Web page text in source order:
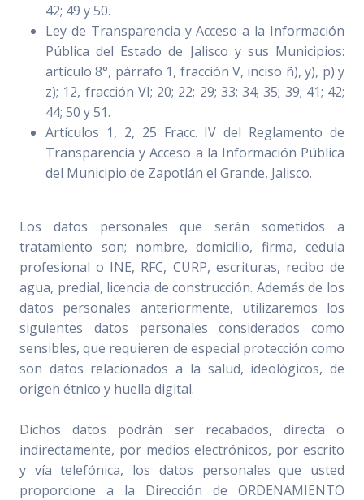
42; 49 y 50.
Ley de Transparencia y Acceso a la Información
Pública del Estado de Jalisco y sus Municipios:
artículo 8°, párrafo 1, fracción V, inciso ñ), y), p) y
z); 12, fracción VI; 20; 22; 29; 33; 34; 35; 39; 41; 42;
44; 50 y 51.
Artículos 1, 2, 25 Fracc. IV del Reglamento de
Transparencia y Acceso a la Información Pública
del Municipio de Zapotlán el Grande, Jalisco.
Los datos personales que serán sometidos a
tratamiento son; nombre, domicilio, firma, cedula
profesional o INE, RFC, CURP, escrituras, recibo de
agua, predial, licencia de construcción. Además de los
datos personales anteriormente, utilizaremos los
siguientes datos personales considerados como
sensibles, que requieren de especial protección como
son datos relacionados a la salud, ideológicos, de
origen étnico y huella digital.
Dichos datos podrán ser recabados, directa o
indirectamente, por medios electrónicos, por escrito
y vía telefónica, los datos personales que usted
proporcione a la Dirección de ORDENAMIENTO